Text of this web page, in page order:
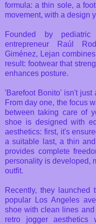
formula: a thin sole, a
movement, with a design
Founded by pediatric
entrepreneur Raúl
Giménez, Lejan
result: footwear that
enhances posture.
'Barefoot Bonito' isn't
From day one, the focus
between taking care of
shoe is designed with
aesthetics: first, it's
a suitable last, a thin
provides complete
personality is developed,
outfit.
Recently, they
popular Los Angeles
shoe with clean lines
retro jogger aesthetics